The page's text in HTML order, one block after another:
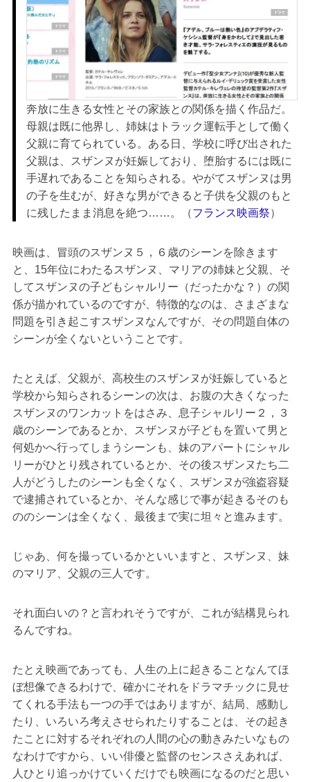
奔放に生きる女性とその家族との関係を描く作品だ。
母親は既に他界し、姉妹はトラック運転手として働く
父親に育てられている。ある日、学校に呼び出された
父親は、スザンヌが妊娠しており、堕胎するには既に
手遅れであることを知らされる。やがてスザンヌは男
の子を生むが、好きな男ができると子供を父親のもと
に残したまま消息を絶つ……。（フランス映画祭）
映画は、冒頭のスザンヌ５，６歳のシーンを除きます
と、15年位にわたるスザンヌ、マリアの姉妹と父親、そ
してスザンヌの子どもシャルリー（だったかな？）の関
係が描かれているのですが、特徴的なのは、さまざまな
問題を引き起こすスザンヌなんですが、その問題自体の
シーンが全くないということです。
たとえば、父親が、高校生のスザンヌが妊娠していると
学校から知らされるシーンの次は、お腹の大きくなった
スザンヌのワンカットをはさみ、息子シャルリー２，３
歳のシーンであるとか、スザンヌが子どもを置いて男と
何処かへ行ってしまうシーンも、妹のアパートにシャル
リーがひとり残されているとか、その後スザンヌたち二
人がどうしたのシーンも全くなく、スザンヌが強盗容疑
で逮捕されているとか、そんな感じで事が起きるそのも
ののシーンは全くなく、最後まで実に坦々と進みます。
じゃあ、何を撮っているかといいますと、スザンヌ、妹
のマリア、父親の三人です。
それ面白いの？と言われそうですが、これが結構見られ
るんですね。
たとえ映画であっても、人生の上に起きることなんてほ
ぼ想像できるわけで、確かにそれをドラマチックに見せ
てくれる手法も一つの手ではありますが、結局、感動し
たり、いろいろ考えさせられたりすることは、その起き
たことに対するそれぞれの人間の心の動きみたいなもの
なわけですから、いい俳優と監督のセンスさえあれば、
人ひとり追っかけていくだけでも映画になるのだと思い